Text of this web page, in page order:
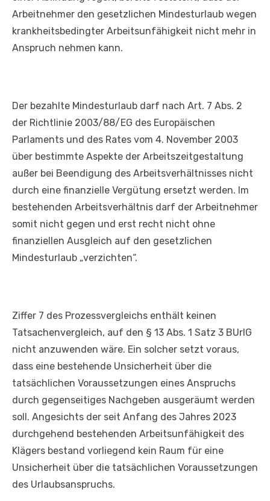
Arbeitnehmer den gesetzlichen Mindesturlaub wegen
krankheitsbedingter Arbeitsunfähigkeit nicht mehr in
Anspruch nehmen kann.
Der bezahlte Mindesturlaub darf nach Art. 7 Abs. 2
der Richtlinie 2003/88/EG des Europäischen
Parlaments und des Rates vom 4. November 2003
über bestimmte Aspekte der Arbeitszeitgestaltung
außer bei Beendigung des Arbeitsverhältnisses nicht
durch eine finanzielle Vergütung ersetzt werden. Im
bestehenden Arbeitsverhältnis darf der Arbeitnehmer
somit nicht gegen und erst recht nicht ohne
finanziellen Ausgleich auf den gesetzlichen
Mindesturlaub „verzichten“.
Ziffer 7 des Prozessvergleichs enthält keinen
Tatsachenvergleich, auf den § 13 Abs. 1 Satz 3 BUrlG
nicht anzuwenden wäre. Ein solcher setzt voraus,
dass eine bestehende Unsicherheit über die
tatsächlichen Voraussetzungen eines Anspruchs
durch gegenseitiges Nachgeben ausgeräumt werden
soll. Angesichts der seit Anfang des Jahres 2023
durchgehend bestehenden Arbeitsunfähigkeit des
Klägers bestand vorliegend kein Raum für eine
Unsicherheit über die tatsächlichen Voraussetzungen
des Urlaubsanspruchs.